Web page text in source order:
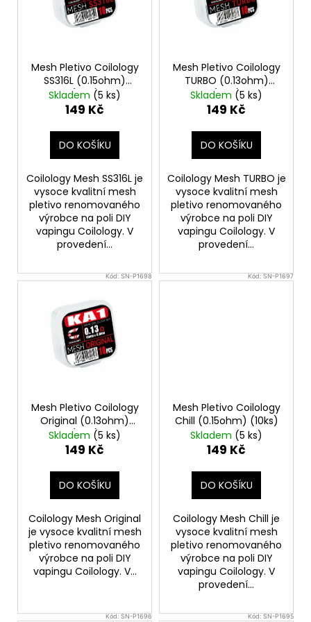
Mesh Pletivo Coilology
SS316L (0.15ohm)
(10ks)
Skladem (5 ks)
149 Kč
DO KOŠÍKU
Coilology Mesh SS316L je
vysoce kvalitní mesh
pletivo renomovaného
výrobce na poli DIY
vapingu Coilology. V
provedení...
Mesh Pletivo Coilology
TURBO (0.13ohm)
(10ks)
Skladem (5 ks)
149 Kč
DO KOŠÍKU
Coilology Mesh TURBO je
vysoce kvalitní mesh
pletivo renomovaného
výrobce na poli DIY
vapingu Coilology. V
provedení...
Kód:SN-P1698
Mesh Pletivo Coilology
Original (0.13ohm)
(10ks)
Skladem (5 ks)
149 Kč
DO KOŠÍKU
Coilology Mesh Original
je vysoce kvalitní mesh
pletivo renomovaného
výrobce na poli DIY
vapingu Coilology. V...
Kód:SN-P1697
Mesh Pletivo Coilology
Chill (0.15ohm) (10ks)
Skladem (5 ks)
149 Kč
DO KOŠÍKU
Coilology Mesh Chill je
vysoce kvalitní mesh
pletivo renomovaného
výrobce na poli DIY
vapingu Coilology. V
provedení...
Kód:SN-P1696 Kód:SN-P1695